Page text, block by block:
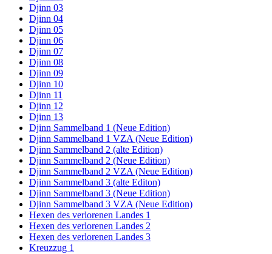
Djinn 03
Djinn 04
Djinn 05
Djinn 06
Djinn 07
Djinn 08
Djinn 09
Djinn 10
Djinn 11
Djinn 12
Djinn 13
Djinn Sammelband 1 (Neue Edition)
Djinn Sammelband 1 VZA (Neue Edition)
Djinn Sammelband 2 (alte Edition)
Djinn Sammelband 2 (Neue Edition)
Djinn Sammelband 2 VZA (Neue Edition)
Djinn Sammelband 3 (alte Editon)
Djinn Sammelband 3 (Neue Edition)
Djinn Sammelband 3 VZA (Neue Edition)
Hexen des verlorenen Landes 1
Hexen des verlorenen Landes 2
Hexen des verlorenen Landes 3
Kreuzzug 1